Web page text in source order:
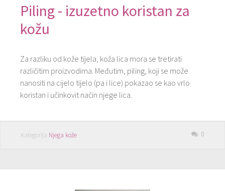
Piling - izuzetno koristan za
kožu
Za razliku od kože tijela, koža lica mora se tretirati
različitim proizvodima. Međutim, piling, koji se može
nanositi na cijelo tijelo (pa i lice) pokazao se kao vrlo
koristan i učinkovit način njege lica.
Kategorija Njega kože 0